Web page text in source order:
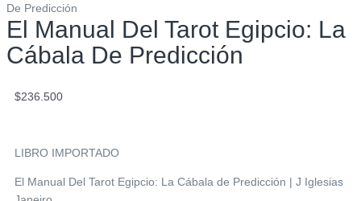
De Predicción
El Manual Del Tarot Egipcio: La
Cábala De Predicción
$236.500
LIBRO IMPORTADO
El Manual Del Tarot Egipcio: La Cábala de Predicción | J Iglesias